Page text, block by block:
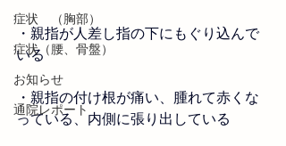
症状 （胸部）
症状（腰、骨盤）
お知らせ
通院レポート
・親指が人差し指の下にもぐり込んで
いる
・ 親指の付け根が痛い、腫れて赤くな
っている、 内側に張り出している